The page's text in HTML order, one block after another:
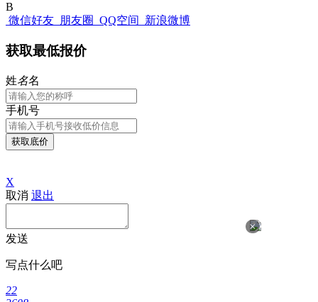
B
微信好友 朋友圈 QQ空间 新浪微博
获取最低报价
姓名名
手机号
获取底价
X
取消 退出
发送
写点什么吧
22
×